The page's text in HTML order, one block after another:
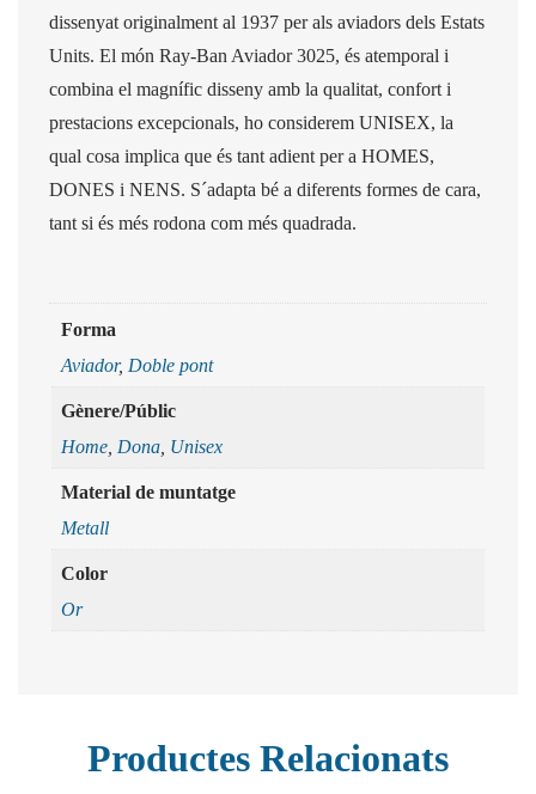
dissenyat originalment al 1937 per als aviadors dels Estats
Units. El món Ray-Ban Aviador 3025, és atemporal i
combina el magnífic disseny amb la qualitat, confort i
prestacions excepcionals, ho considerem UNISEX, la
qual cosa implica que és tant adient per a HOMES,
DONES i NENS. S´adapta bé a diferents formes de cara,
tant si és més rodona com més quadrada.
Forma
Aviador, Doble pont
Gènere/Públic
Home Dona Unisex
Material de muntatge
Metall
Color
Or
Productes Relacionats